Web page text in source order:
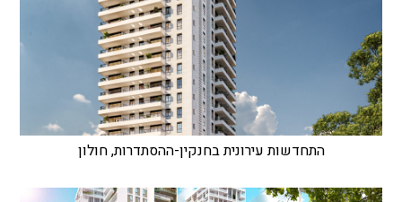
התחדשות עירונית בחנקין-ההסתדרות, חולון